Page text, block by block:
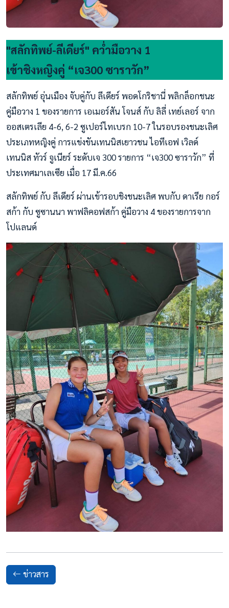
"สลักทิพย์-ลีเดียร์" คว่ำมือวาง 1
เข้าชิงหญิงคู่ “เจ300 ซาราวัก”
สลักทิพย์ อุ่นเมือง จับคู่กับ ลีเดียร์ พอดโกริชานี่ พลิกล็อกชนะ
คู่มือวาง 1 ของรายการ เอเมอร์สัน โจนส์ กับ ลิลี่ เทย์เลอร์ จาก
ออสเตรเลีย 4-6, 6-2 ซูเปอร์ไทเบรก 10-7 ในรอบรองชนะเลิศ
ประเภทหญิงคู่ การแข่งขันเทนนิสเยาวชน ไอทีเอฟ เวิลด์
เทนนิส ทัวร์ จูเนียร์ ระดับเจ 300 รายการ “เจ300 ซาราวัก” ที่
ประเทศมาเลเซีย เมื่อ 17 มี.ค.66
สลักทิพย์ กับ ลีเดียร์ ผ่านเข้ารอบชิงชนะเลิศ พบกับ ดาเรีย กอร์
สก้า กับ ซูซานนา พาฟลิคอฟสก้า คู่มือวาง 4 ของรายการจาก
โปแลนด์
ข่าวสาร